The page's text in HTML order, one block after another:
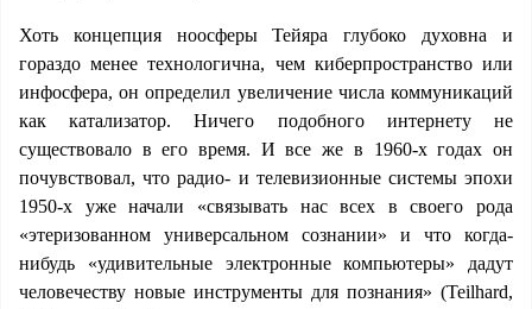
Хоть концепция ноосферы Тейяра глубоко духовна и
гораздо менее технологична, чем киберпространство или
инфосфера, он определил увеличение числа коммуникаций
как катализатор. Ничего подобного интернету не
существовало в его время. И все же в 1960-х годах он
почувствовал, что радио- и телевизионные системы эпохи
1950-х уже начали «связывать нас всех в своего рода
«этеризованном универсальном сознании» и что когда-
нибудь «удивительные электронные компьютеры» дадут
человечеству новые инструменты для познания» (Teilhard,